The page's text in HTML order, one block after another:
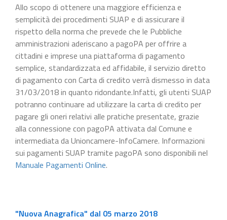
Allo scopo di ottenere una maggiore efficienza e
semplicità dei procedimenti SUAP e di assicurare il
rispetto della norma che prevede che le Pubbliche
amministrazioni aderiscano a pagoPA per offrire a
cittadini e imprese una piattaforma di pagamento
semplice, standardizzata ed affidabile, il servizio diretto
di pagamento con Carta di credito verrà dismesso in data
31/03/2018 in quanto ridondante.Infatti, gli utenti SUAP
potranno continuare ad utilizzare la carta di credito per
pagare gli oneri relativi alle pratiche presentate, grazie
alla connessione con pagoPA attivata dal Comune e
intermediata da Unioncamere-InfoCamere. Informazioni
sui pagamenti SUAP tramite pagoPA sono disponibili nel
Manuale Pagamenti Online.
"Nuova Anagrafica" dal 05 marzo 2018